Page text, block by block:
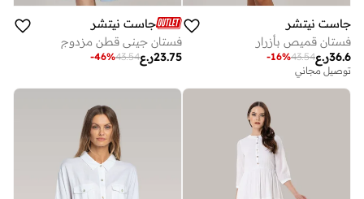
جاست نيتشر
فستان قميص بأزرار
ر.ع36.6
43.54
-16%
توصيل مجاني
جاست نيتشر
فستان جيني قطن مزدوج
ر.ع23.75
43.54
-46%